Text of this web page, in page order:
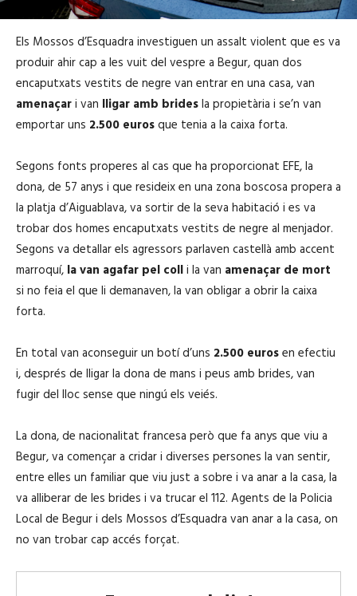
Els Mossos d’Esquadra investiguen un assalt violent que es va
produir ahir cap a les vuit del vespre a Begur, quan dos
encaputxats vestits de negre van entrar en una casa, van
amenaçari van lligar amb bridesla propietària i se’n van
emportar uns 2.500 eurosque tenia a la caixa forta.
Segons fonts properes al cas que ha proporcionat EFE, la
dona, de 57 anys i que resideix en una zona boscosa propera a
la platja d’Aiguablava, va sortir de la seva habitació i es va
trobar dos homes encaputxats vestits de negre al menjador.
Segons va detallar els agressors parlaven castellà amb accent
marroquí, la van agafar pel colli la van amenaçar de mort
si no feia el que li demanaven, la van obligar a obrir la caixa
forta.
En total van aconseguir un botí d’uns 2.500 eurosen efectiu
i, després de lligar la dona de mans i peus amb brides, van
fugir del lloc sense que ningú els veiés.
La dona, de nacionalitat francesa però que fa anys que viu a
Begur, va començar a cridar i diverses persones la van sentir,
entre elles un familiar que viu just a sobre i va anar a la casa, la
va alliberar de les brides i va trucar el 112. Agents de la Policia
Local de Begur i dels Mossos d’Esquadra van anar a la casa, on
no van trobar cap accés forçat.